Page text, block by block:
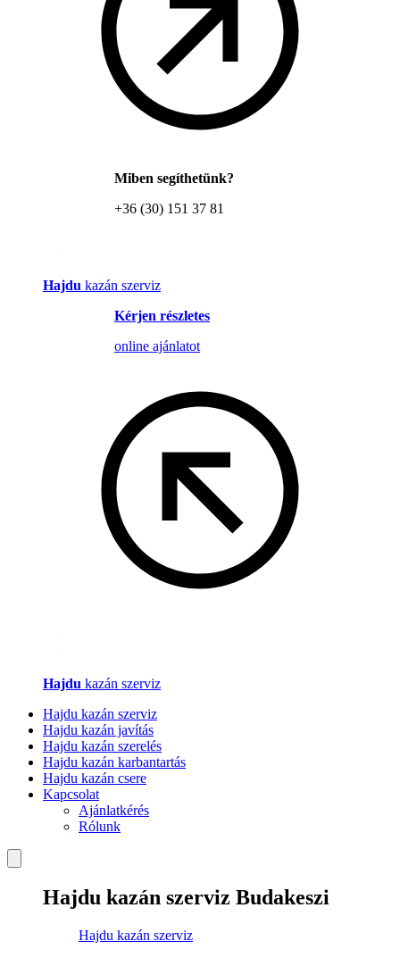
Miben segíthetünk?
+36 (30) 151 37 81
Hajdu kazán szerviz
Kérjen részletes
online ajánlatot
Hajdu kazán szerviz
Hajdu kazán szerviz
Hajdu kazán javítás
Hajdu kazán szerelés
Hajdu kazán karbantartás
Hajdu kazán csere
Kapcsolat
Ajánlatkérés
Rólunk
Hajdu kazán szerviz Budakeszi
Hajdu kazán szerviz